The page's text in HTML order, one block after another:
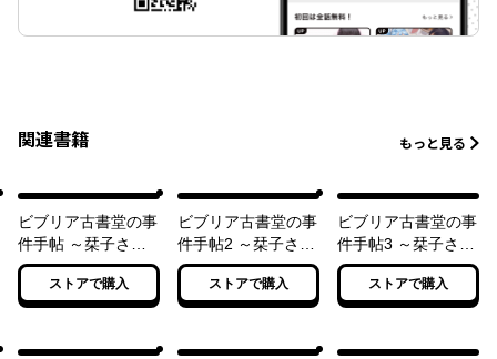
関連書籍 もっと見る
ビブリア古書堂の事
件手帖 ～栞子さん
と奇妙な客人たち～
ストアで購入
ビブリア古書堂の事
件手帖2 ～栞子さん
と謎めく日常～
ストアで購入
ビブリア古書堂の事
件手帖3 ～栞子さん
と消えない絆～
ストアで購入